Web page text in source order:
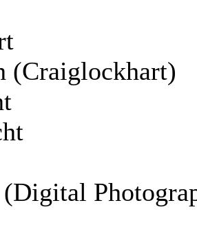
(Craiglockhart)